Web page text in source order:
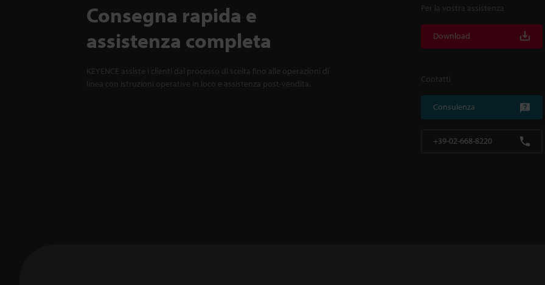
Consegna rapida e
assistenza completa
KEYENCE assiste i clienti dal processo di scelta fino alle operazioni di
linea con istruzioni operative in loco e assistenza post-vendita.
Per la vostra assistenza
Download
Contatti
Consulenza
+39-02-668-8220